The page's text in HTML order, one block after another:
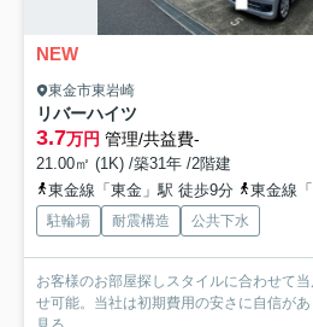
NEW
東金市東岩崎
リバーハイツ
3.7万円 管理/共益費-
21.00㎡ (1K) /築31年 /2階建
東金線「東金」駅 徒歩9分
東金線
駐輪場 耐震構造 公共下水
お客様のお部屋探しスタイルに合わせて
せ可能。当社は初期費用の安さに自信が